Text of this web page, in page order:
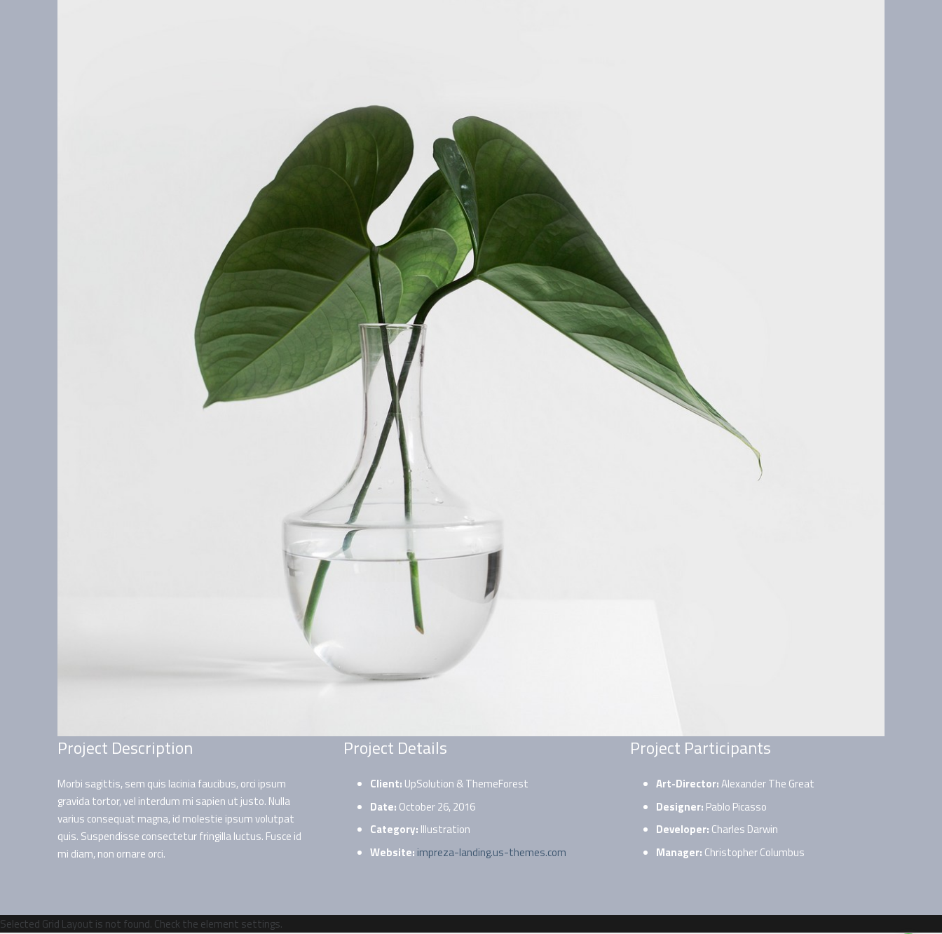
Project Description
Morbi sagittis, sem quis lacinia faucibus, orci ipsum
gravida tortor, vel interdum mi sapien ut justo. Nulla
varius consequat magna, id molestie ipsum volutpat
quis. Suspendisse consectetur fringilla luctus. Fusce id
mi diam, non ornare orci.
Project Details
Client: UpSolution & ThemeForest
Date: October 26, 2016
Category: Illustration
Website: impreza-landing.us-themes.com
Project Participants
Art-Director:Alexander The Great
Designer: Pablo Picasso
Developer: Charles Darwin
Manager: Christopher Columbus
Selected Grid Layout is not found. Check the element settings.